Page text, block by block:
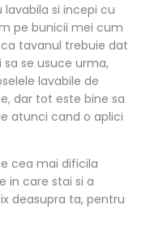
si incepi cu
pe bunicii mei cum
tavanul trebuie dat
se usuce urma,
lavabile de
dar tot este bine sa
atunci cand o aplici
cea mai dificila
in care stai si a
deasupra ta, pentru